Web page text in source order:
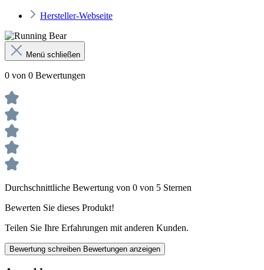
Hersteller-Webseite
Menü schließen
0 von 0 Bewertungen
Durchschnittliche Bewertung von 0 von 5 Sternen
Bewerten Sie dieses Produkt!
Teilen Sie Ihre Erfahrungen mit anderen Kunden.
Bewertung schreiben Bewertungen anzeigen